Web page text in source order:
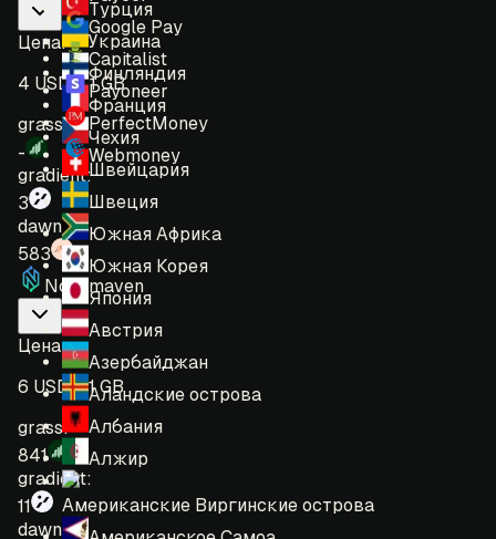
Турция
Украина
Финляндия
Франция
Чехия
Швейцария
Швеция
Южная Африка
Южная Корея
Япония
Австрия
Азербайджан
Аландские острова
Албания
Алжир
Американские Виргинские острова
Google Pay
Capitalist
Payoneer
PerfectMoney
Webmoney
Цена:
4 USD = 1 GB
grass:
-
gradient:
3
dawn:
583
Nodemaven
Цена:
6 USD = 1 GB
grass:
841
gradient:
11
dawn: